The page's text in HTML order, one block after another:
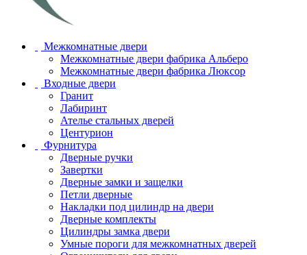
Межкомнатные двери
Межкомнатные двери фабрика Альберо
Межкомнатные двери фабрика Люксор
Входные двери
Гранит
Лабиринт
Ателье стальных дверей
Центурион
Фурнитура
Дверные ручки
Завертки
Дверные замки и защелки
Петли дверные
Накладки под цилиндр на двери
Дверные комплекты
Цилиндры замка двери
Умные пороги для межкомнатных дверей